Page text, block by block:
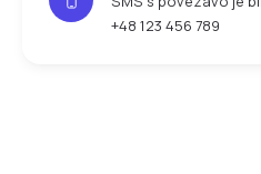
+48 123 456 789